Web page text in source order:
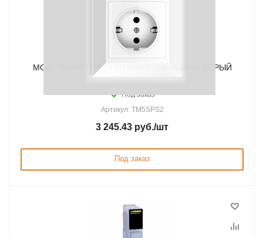
МОДУЛЬ РАСПРЕД ПИТАНИЯ 24В=/ШИНЫ СЕРЫЙ
Под заказ
Артикул: TM5SPS2
3 245.43 руб./шт
Под заказ